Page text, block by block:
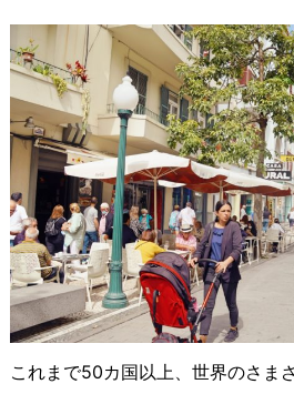
これまで50カ国以上、世界のさま